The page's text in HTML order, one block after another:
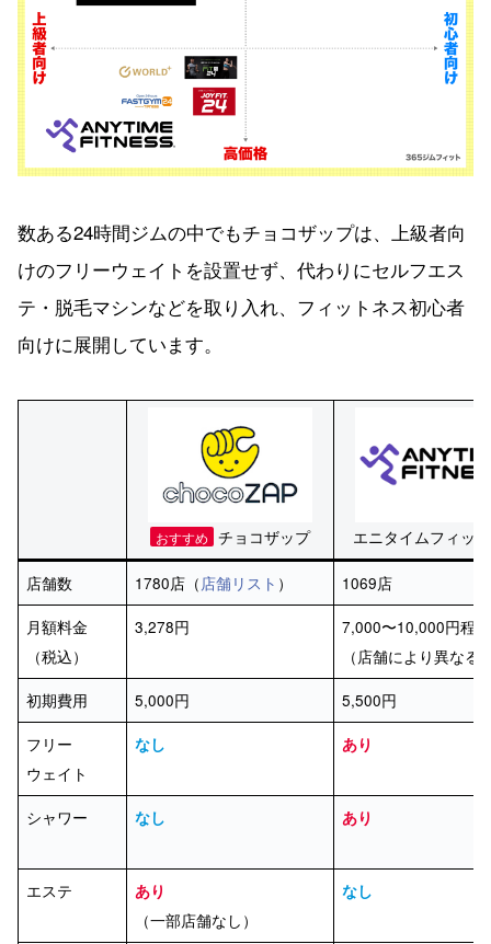
数ある24時間ジムの中でもチョコザップは、上級者向
けのフリーウェイトを設置せず、代わりにセルフエス
テ・脱毛マシンなどを取り入れ、フィットネス初心者
向けに展開しています。
おすすめ チョコザップ エニタイムフィッ
店舗数 1780店（店舗リスト ）
1069店
月額料金
（税込）
3,278円
7,000〜10,000円程
（店舗により異なる
初期費用
5,000円
5,500円
フリー
ウェイト
なし あり
シャワー なし あり
エステ あり
（一部店舗なし）
なし